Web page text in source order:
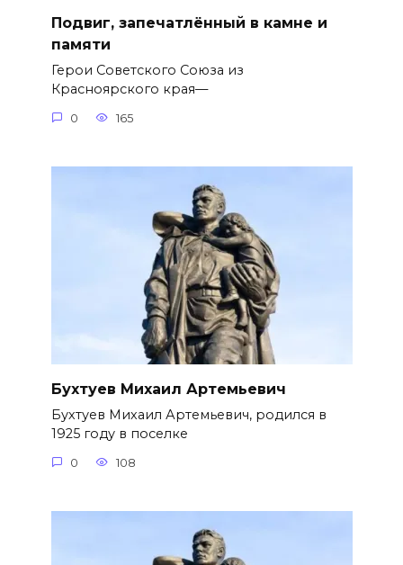
Подвиг, запечатлённый в камне и
памяти
Герои Советского Союза из
Красноярского края—
0 165
Бухтуев Михаил Артемьевич
Бухтуев Михаил Артемьевич, родился в
1925 году в поселке
0 108